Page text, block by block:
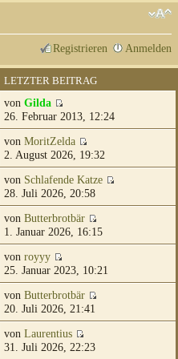
Registrieren Anmelden
LETZTER BEITRAG
von Gilda
26. Februar 2013, 12:24
von MoritZelda
2. August 2026, 19:32
von Schlafende Katze
28. Juli 2026, 20:58
von Butterbrotbär
1. Januar 2026, 16:15
von royyy
25. Januar 2023, 10:21
von Butterbrotbär
20. Juli 2026, 21:41
von Laurentius
31. Juli 2026, 22:23